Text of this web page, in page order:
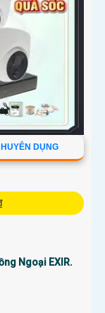
DỤNG
Ngoại EXIR.